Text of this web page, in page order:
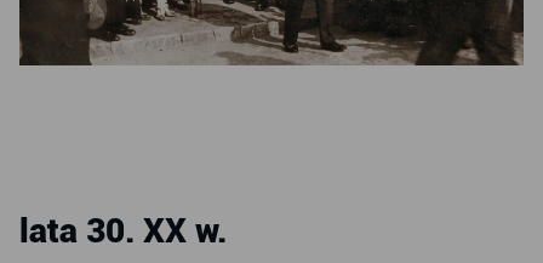
lata 30. XX w.